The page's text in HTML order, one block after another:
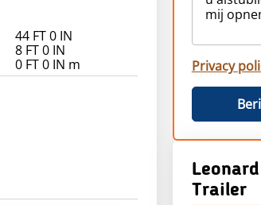
44 FT 0 IN
8 FT 0 IN
0 FT 0 IN m
Privacy
Trailer